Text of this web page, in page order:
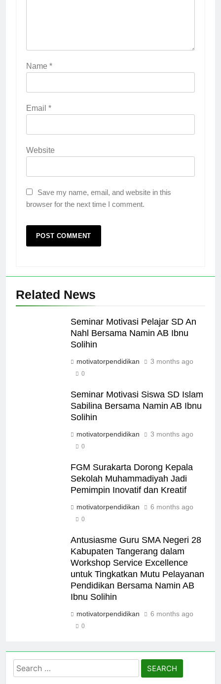
Name *
Email *
Website
Save my name, email, and website in this
browser for the next time I comment.
Related News
Seminar Motivasi Pelajar SD An
Nahl Bersama Namin AB Ibnu
Solihin
motivatorpendidikan 3 months ago
0
Seminar Motivasi Siswa SD Islam
Sabilina Bersama Namin AB Ibnu
Solihin
motivatorpendidikan 3 months ago
0
FGM Surakarta Dorong Kepala
Sekolah Muhammadiyah Jadi
Pemimpin Inovatif dan Kreatif
motivatorpendidikan 6 months ago
0
Antusiasme Guru SMA Negeri 28
Kabupaten Tangerang dalam
Workshop Service Excellence
untuk Tingkatkan Mutu Pelayanan
Pendidikan Bersama Namin AB
Ibnu Solihin
motivatorpendidikan 6 months ago
0
Search
for: